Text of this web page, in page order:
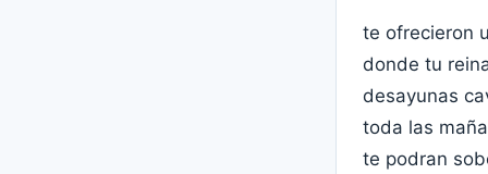
te ofrecieron
donde tu
desayunas
toda las
te podran